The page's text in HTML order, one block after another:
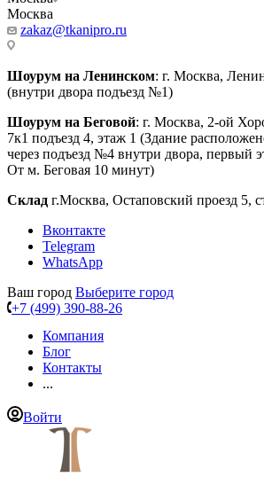
Москва
zakaz@tkanipro.ru
Шоурум на Ленинском: г. Москва,
(внутри двора подъезд №1)
Шоурум на Беговой: г. Москва, 2-ой
7к1 подъезд 4, этаж 1 (Здание
через подъезд №4 внутри двора, первый
От м. Беговая 10 минут)
Склад г.Москва, Остаповский проезд 5,
Вконтакте
Telegram
WhatsApp
Ваш город Выберите город
+7 (499) 390-88-26
Компания
Блог
Контакты
...
Войти